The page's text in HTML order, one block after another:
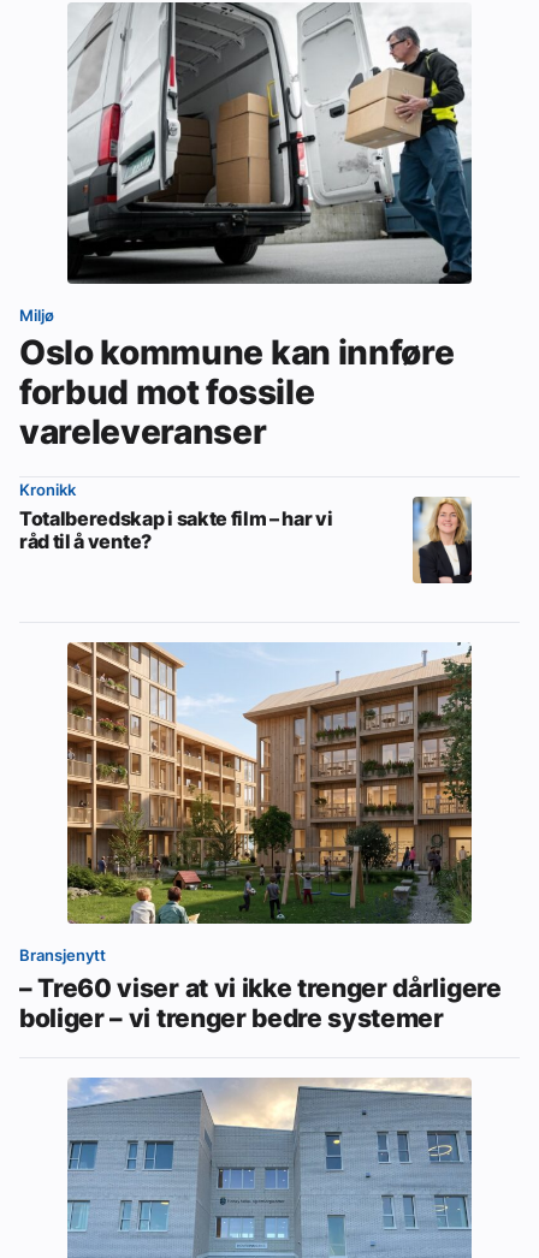
Miljø
Oslo kommune kan innføre
forbud mot fossile
vareleveranser
Kronikk
Totalberedskap i sakte film – har vi
råd til å vente?
Bransjenytt
– Tre60 viser at vi ikke trenger dårligere
boliger – vi trenger bedre systemer